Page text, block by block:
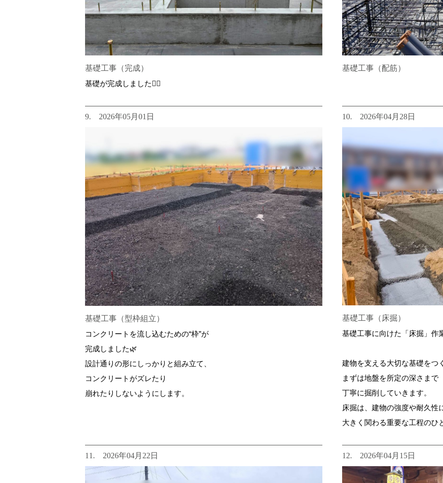
基礎工事（完成）
基礎が完成しました👷‍♂️
基礎工事（配筋）
9. 2026年05月01日
基礎工事（型枠組立）
コンクリートを流し込むための“枠”が
完成しました🌿
設計通りの形にしっかりと組み立て、
コンクリートがズレたり
崩れたりしないようにします。
10. 2026年04月28日
基礎工事（床掘）
基礎工事に向けた「床掘」作
建物を支える大切な基礎をつ
まずは地盤を所定の深さまで
丁寧に掘削していきます。
床掘は、建物の強度や耐久性
大きく関わる重要な工程のひ
11. 2026年04月22日 12. 2026年04月15日